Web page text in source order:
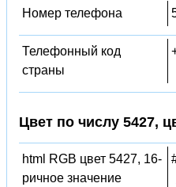
Номер телефона
Телефонный код
страны
Цвет по числу 5427,
html RGB цвет 5427, 16-
ричное значение